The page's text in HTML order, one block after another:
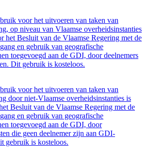
voor het uitvoeren van taken van
op niveau van Vlaamse overheidsinstanties
het Besluit van de Vlaamse Regering met de
en gebruik van geografische
toegevoegd aan de GDI, door deelnemers
Dit gebruik is kosteloos.
voor het uitvoeren van taken van
door niet-Vlaamse overheidsinstanties is
Besluit van de Vlaamse Regering met de
en gebruik van geografische
toegevoegd aan de GDI, door
die geen deelnemer zijn aan GDI-
gebruik is kosteloos.